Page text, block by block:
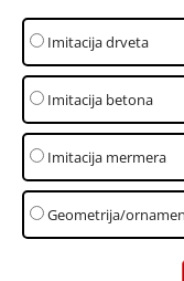
Imitacija drveta
Imitacija betona
Imitacija mermera
Geometrija/